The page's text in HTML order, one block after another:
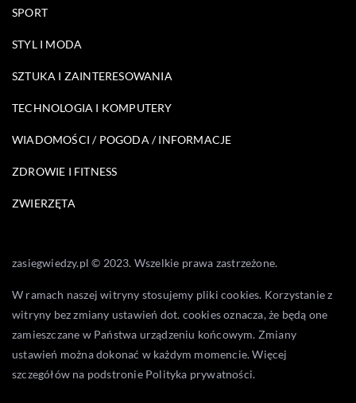
SPORT
STYL I MODA
SZTUKA I ZAINTERESOWANIA
TECHNOLOGIA I KOMPUTERY
WIADOMOŚCI / POGODA / INFORMACJE
ZDROWIE I FITNESS
ZWIERZĘTA
zasiegwiedzy.pl © 2023. Wszelkie prawa zastrzeżone.
W ramach naszej witryny stosujemy pliki cookies. Korzystanie z
witryny bez zmiany ustawień dot. cookies oznacza, że będą one
zamieszczane w Państwa urządzeniu końcowym. Zmiany
ustawień można dokonać w każdym momencie. Więcej
szczegółów na podstronie Polityka prywatności.